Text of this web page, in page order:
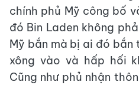
chính phủ Mỹ công bố
đó Bin Laden không
Mỹ bắn mà bị ai đó bắn
xông vào và hấp hối
Cũng như phủ nhận